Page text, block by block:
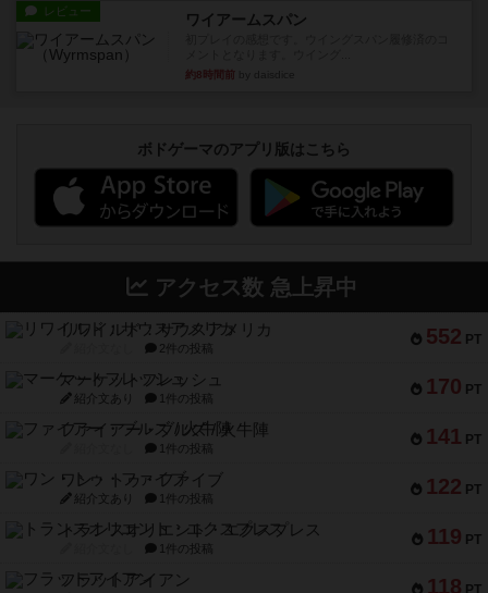
レビュー ワイアームスパン
約8時間前
ボドゲーマのアプリ版はこちら
アクセス数 急上昇中
552 PT
リワイルド：サウスアメリカ
2件の投稿
170 PT
マーケットフレッシュ
紹介文あり 1件の投稿
141 PT
ファイアー・ブルズ / 火牛陣
1件の投稿
122 PT
ワン・トゥ・ファイブ
紹介文あり 1件の投稿
119 PT
トランスオリエント・エクスプレス
1件の投稿
118
フラットアイアン